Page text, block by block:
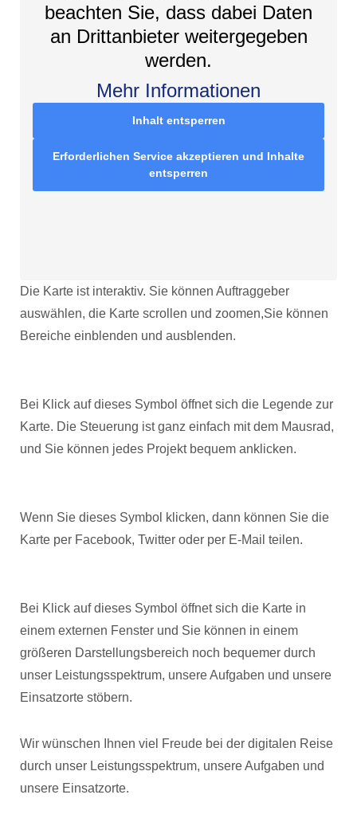
beachten Sie, dass dabei Daten
an Drittanbieter weitergegeben
werden.
Mehr Informationen
Inhalt entsperren
Erforderlichen Service akzeptieren und Inhalte
entsperren
Die Karte ist interaktiv. Sie können Auftraggeber
auswählen, die Karte scrollen und zoomen,Sie können
Bereiche einblenden und ausblenden.
Bei Klick auf dieses Symbol öffnet sich die Legende zur
Karte. Die Steuerung ist ganz einfach mit dem Mausrad,
und Sie können jedes Projekt bequem anklicken.
Wenn Sie dieses Symbol klicken, dann können Sie die
Karte per Facebook, Twitter oder per E-Mail teilen.
Bei Klick auf dieses Symbol öffnet sich die Karte in
einem externen Fenster und Sie können in einem
größeren Darstellungsbereich noch bequemer durch
unser Leistungsspektrum, unsere Aufgaben und unsere
Einsatzorte stöbern.
Wir wünschen Ihnen viel Freude bei der digitalen Reise
durch unser Leistungsspektrum, unsere Aufgaben und
unsere Einsatzorte.